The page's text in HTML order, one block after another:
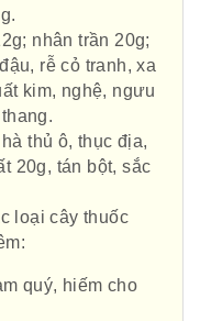
nhân trần 20g;
rễ cỏ tranh, xa
kim, nghệ, ngưu
thủ ô, thục địa,
20g, tán bột, sắc
loại cây thuốc
quý, hiếm cho
Nội